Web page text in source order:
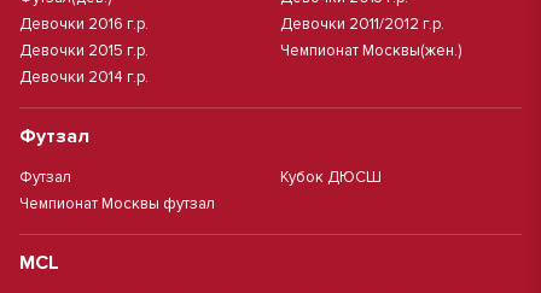
Девочки 2016 г.р.
Девочки 2015 г.р.
Девочки 2014 г.р.
Девочки 2011/2012 г.р.
Чемпионат Москвы(жен.)
Футзал
Футзал
Чемпионат Москвы футзал
Кубок ДЮСШ
MCL